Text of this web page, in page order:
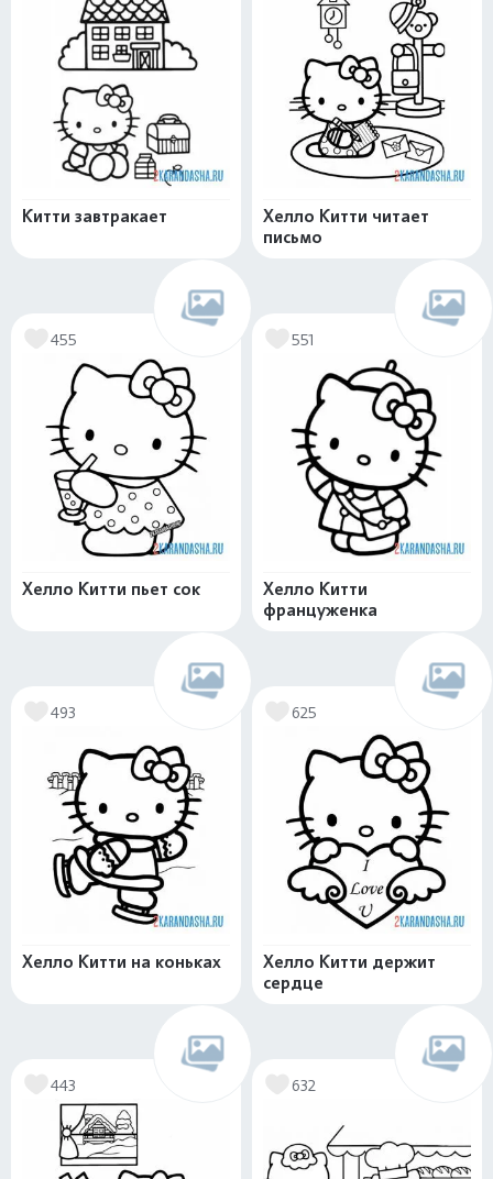
Китти завтракает
Хелло Китти читает
письмо
455
Хелло Китти пьет сок
551
Хелло Китти
француженка
493
Хелло Китти на коньках
625
Хелло Китти держит
сердце
443 632